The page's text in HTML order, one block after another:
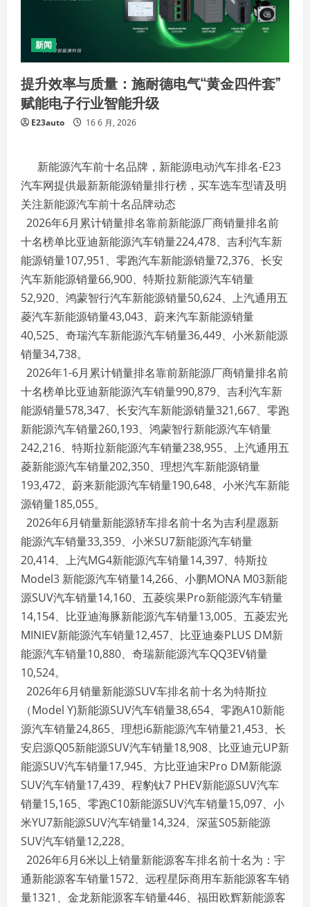
新闻
提升效率与质量：施耐德电气“黄金四件套”
赋能电子行业智能升级
E23auto 16 6 月, 2026
新能源汽车前十名品牌，新能源电动汽车排名-E23
汽车网提供最新新能源销量排行榜，买车选车型请及明
关注新能源汽车前十名品牌动态
2026年6月累计销量排名靠前新能源厂商销量排名前
十名榜单比亚迪新能源汽车销量224,478、吉利汽车新
能源销量107,951、零跑汽车新能源销量72,376、长安
汽车新能源销量66,900、特斯拉新能源汽车销量
52,920、鸿蒙智行汽车新能源销量50,624、上汽通用五
菱汽车新能源销量43,043、蔚来汽车新能源销量
40,525、奇瑞汽车新能源汽车销量36,449、小米新能源
销量34,738。
2026年1-6月累计销量排名靠前新能源厂商销量排名前
十名榜单比亚迪新能源汽车销量990,879、吉利汽车新
能源销量578,347、长安汽车新能源销量321,667、零跑
新能源汽车销量260,193、鸿蒙智行新能源汽车销量
242,216、特斯拉新能源汽车销量238,955、上汽通用五
菱新能源汽车销量202,350、理想汽车新能源销量
193,472、蔚来新能源汽车销量190,648、小米汽车新能
源销量185,055。
2026年6月销量新能源轿车排名前十名为吉利星愿新
能源汽车销量33,359、小米SU7新能源汽车销量
20,414、上汽MG4新能源汽车销量14,397、特斯拉
Model3 新能源汽车销量14,266、小鹏MONA M03新能
源SUV汽车销量14,160、五菱缤果Pro新能源汽车销量
14,154、比亚迪海豚新能源汽车销量13,005、五菱宏光
MINIEV新能源汽车销量12,457、比亚迪秦PLUS DM新
能源汽车销量10,880、奇瑞新能源汽车QQ3EV销量
10,524。
2026年6月销量新能源SUV车排名前十名为特斯拉
（Model Y)新能源SUV汽车销量38,654、零跑A10新能
源汽车销量24,865、理想i6新能源汽车销量21,453、长
安启源Q05新能源SUV汽车销量18,908、比亚迪元UP新
能源SUV汽车销量17,945、方比亚迪宋Pro DM新能源
SUV汽车销量17,439、程豹钛7 PHEV新能源SUV汽车
销量15,165、零跑C10新能源SUV汽车销量15,097、小
米YU7新能源SUV汽车销量14,324、深蓝S05新能源
SUV汽车销量12,228。
2026年6月6米以上销量新能源客车排名前十名为：宇
通新能源客车销量1572、远程星际商用车新能源客车销
量1321、金龙新能源客车销量446、福田欧辉新能源客